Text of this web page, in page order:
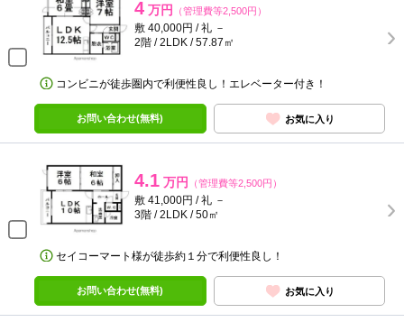
4 万円 （管理費等2,500円）
敷 40,000円 / 礼 －
2階 / 2LDK / 57.87㎡
コンビニが徒歩圏内で利便性良し！エレベーター付き！
お問い合わせ(無料) お気に入り
4.1 万円 （管理費等2,500円）
敷 41,000円 / 礼 －
3階 / 2LDK / 50㎡
セイコーマート様が徒歩約１分で利便性良し！
お問い合わせ(無料) お気に入り